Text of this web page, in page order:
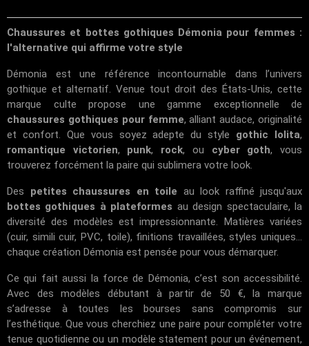
Chaussures et bottes gothiques Démonia pour femmes :
l'alternative qui affirme votre style
Démonia est une référence incontournable dans l’univers
gothique et alternatif. Venue tout droit des États-Unis, cette
marque culte propose une gamme exceptionnelle de
chaussures gothiques pour femme, alliant audace, originalité
et confort. Que vous soyez adepte du style gothic lolita,
romantique victorien, punk, rock, ou cyber goth, vous
trouverez forcément la paire qui sublimera votre look.
Des petites chaussures en toile au look raffiné jusqu'aux
bottes gothiques à plateformes au design spectaculaire, la
diversité des modèles est impressionnante. Matières variées
(cuir, simili cuir, PVC, toile), finitions travaillées, styles uniques...
chaque création Démonia est pensée pour vous démarquer.
Ce qui fait aussi la force de Démonia, c’est son accessibilité.
Avec des modèles débutant à partir de 50 €, la marque
s’adresse à toutes les bourses sans compromis sur
l’esthétique. Que vous cherchiez une paire pour compléter votre
tenue quotidienne ou un modèle statement pour un événement,